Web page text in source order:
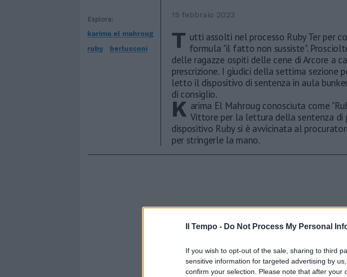
Il Tempo - Do Not Process My Personal
If you wish to opt-out of the sale, sharing to third
sensitive information for targeted advertising by
confirm your selection. Please note that after your
15 febbraio 2023
Esplora:
karima el mahroug
ruby
berlusconi T utti assolti nel processo Ruby Ter per
formula "il fatto non sussiste".
delle ragazze ospiti delle cene di Arcore a
prescrizione. I giudici della settima sezione
letto il dispositivo di sentenza in aula
di consiglio.
K arima El Mahroug conosciuta come
Vittore per la lettura della sentenza
dispositivo Ruby si è avvicinata al
per stringerle la mano.